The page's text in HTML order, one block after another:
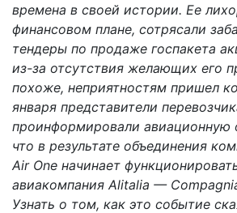
времена в своей истории. Ее
финансовом плане, сотрясали
тендеры по продаже госпакета
из-за отсутствия желающих его
похоже, неприятностям пришел
января представители
проинформировали авиационную
что в результате объединения
Air One начинает
авиакомпания Alitalia —
Узнать о том, как это событие